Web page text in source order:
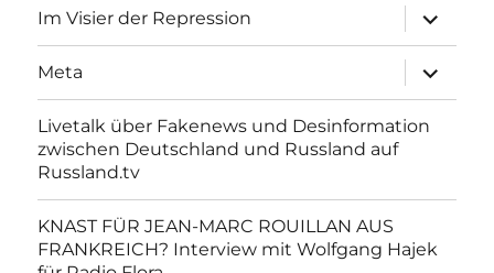
Im Visier der Repression
anzeigen
Meta
anzeigen
Livetalk über Fakenews und Desinformation
zwischen Deutschland und Russland auf
Russland.tv
KNAST FÜR JEAN-MARC ROUILLAN AUS
FRANKREICH? Interview mit Wolfgang Hajek